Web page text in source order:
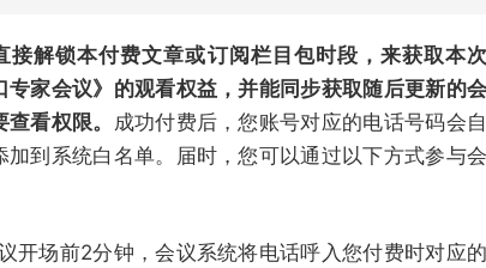
接解锁本付费文章或订阅栏目包时段，来获取本
专家会议》的观看权益，并能同步获取随后更新的会
查看权限。 成功付费后，您账号对应的电话号码会
加到系统白名单。届时，您可以通过以下方式参与会
场前2分钟，会议系统将电话呼入您付费时对应的